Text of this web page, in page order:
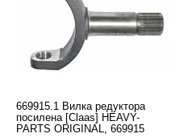
669915.1 Вилка редуктора
посилена [Claas] HEAVY-
PARTS ORIGINAL, 669915